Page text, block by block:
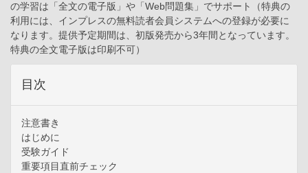
の学習は「全文の電子版」や「Web問題集」でサポート（特典の
利用には、インプレスの無料読者会員システムへの登録が必要に
なります。提供予定期間は、初版発売から3年間となっています。
特典の全文電子版は印刷不可）
目次
注意書き
はじめに
受験ガイド
重要項目直前チェック